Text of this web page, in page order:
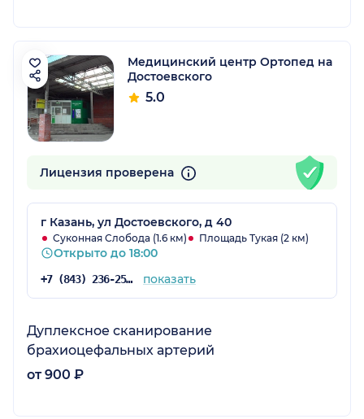
Медицинский центр Ортопед на
Достоевского
5.0
Лицензия проверена
г Казань, ул Достоевского, д 40
Суконная Слобода (1.6 км) Площадь Тукая (2 км)
Открыто до 18:00
+7 (843) 236-25-71 показать
Дуплексное сканирование
брахиоцефальных артерий
от 900 ₽